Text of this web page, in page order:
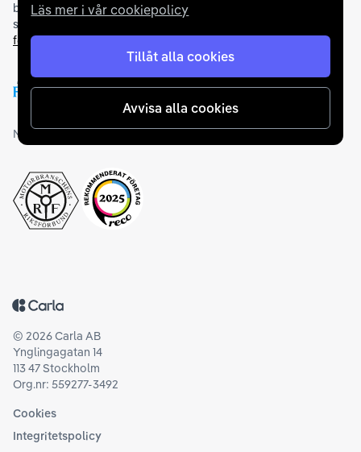
Läs mer i vår cookiepolicy
Tillåt alla cookies
Avvisa alla cookies
betalningsmetoder. För att du ska känna dig trygg vid ditt köp
samarbetar vi med Folksam och AutoConcept gällande
försäkringar och garantier.
Medlemskap och utmärkelser
Tillbaka till startsidan
© 2026Carla AB
Ynglingagatan 14
113 47 Stockholm
Org.nr: 559277-3492
Cookies
Integritetspolicy